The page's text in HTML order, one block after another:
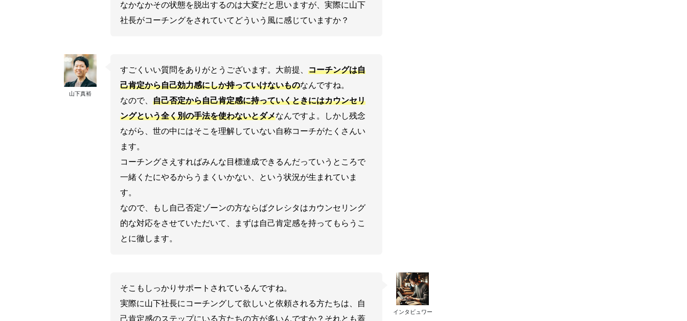
なかなかその状態を脱出するのは大変だと思いますが、実際に山下
社長がコーチングをされていてどういう風に感じていますか？
山下真裕
すごくいい質問をありがとうございます。大前提、コーチングは自
己肯定から自己効力感にしか持っていけないものなんですね。
なので、自己否定から自己肯定感に持っていくときにはカウンセリ
ングという全く別の手法を使わないとダメなんですよ。しかし残念
ながら、世の中にはそこを理解していない自称コーチがたくさんい
ます。
コーチングさえすればみんな目標達成できるんだっていうところで
一緒くたにやるからうまくいかない、という状況が生まれていま
す。
なので、もし自己否定ゾーンの方ならばクレシタはカウンセリング
的な対応をさせていただいて、まずは自己肯定感を持ってもらうこ
とに徹します。
インタビュワー
そこもしっかりサポートされているんですね。
実際に山下社長にコーチングして欲しいと依頼される方たちは、自
己肯定感のステップにいる方たちの方が多いんですか？それとも蓋